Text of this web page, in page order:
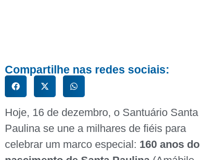
Compartilhe nas redes sociais:
Hoje, 16 de dezembro, o Santuário Santa
Paulina se une a milhares de fiéis para
celebrar um marco especial: 160 anos do